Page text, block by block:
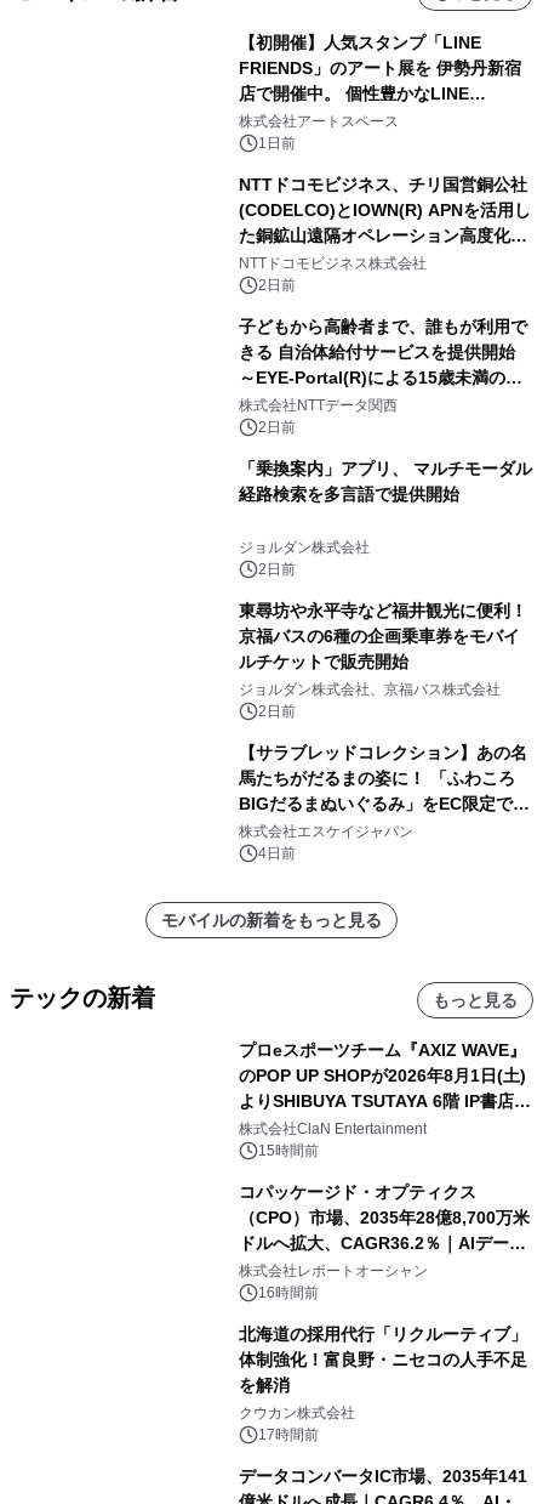
【初開催】人気スタンプ「LINE
FRIENDS」のアート展を 伊勢丹新宿
店で開催中。 個性豊かなLINE
FRIENDSの仲間たちが インテリアア
ートとして新たな魅力を発信。
株式会社アートスペース
1日前
NTTドコモビジネス、チリ国営銅公社
(CODELCO)とIOWN(R) APNを活用し
た銅鉱山遠隔オペレーション高度化に
向けた調査・実証を開始
NTTドコモビジネス株式会社
2日前
子どもから高齢者まで、誰もが利用で
きる 自治体給付サービスを提供開始
～EYE-Portal(R)による15歳未満の本
人認証と デジタルデバイド対策で実現
～
株式会社NTTデータ関西
2日前
「乗換案内」アプリ、 マルチモーダル
経路検索を多言語で提供開始
ジョルダン株式会社
2日前
東尋坊や永平寺など福井観光に便利！
京福バスの6種の企画乗車券をモバイ
ルチケットで販売開始
ジョルダン株式会社、京福バス株式会社
2日前
【サラブレッドコレクション】あの名
馬たちがだるまの姿に！ 「ふわころ
BIGだるまぬいぐるみ」をEC限定で受
注販売開始
株式会社エスケイジャパン
4日前
モバイルの新着をもっと見る
テックの新着 もっと見る
プロeスポーツチーム『AXIZ WAVE』
のPOP UP SHOPが2026年8月1日(土)
よりSHIBUYA TSUTAYA 6階 IP書店で
開催決定！！
株式会社ClaN Entertainment
15時間前
コパッケージド・オプティクス
（CPO）市場、2035年28億8,700万米
ドルへ拡大、CAGR36.2％｜AIデータ
センター・高速光通信需要が成長を加
速
株式会社レポートオーシャン
16時間前
北海道の採用代行「リクルーティブ」
体制強化！富良野・ニセコの人手不足
を解消
クウカン株式会社
17時間前
データコンバータIC市場、2035年141